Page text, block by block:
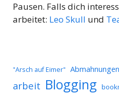
Pausen. Falls dich
arbeitet: Leo Skull und
"Arsch auf Eimer" Abmahnungen
arbeit Blogging